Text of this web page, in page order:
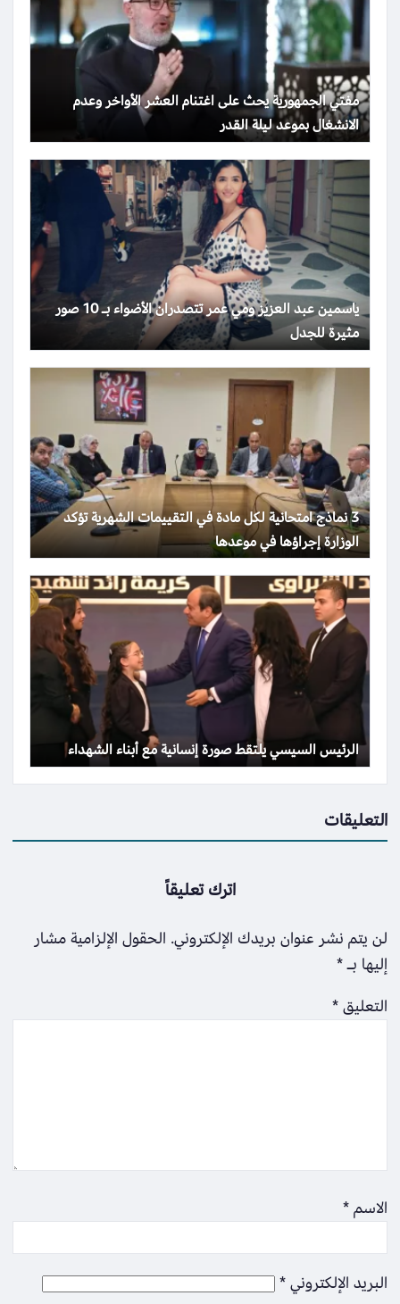
مفتي الجمهورية يحث على اغتنام العشر الأواخر وعدم
الانشغال بموعد ليلة القدر
ياسمين عبد العزيز ومي عمر تتصدران الأضواء بـ 10 صور
مثيرة للجدل
3 نماذج امتحانية لكل مادة في التقييمات الشهرية تؤكد
الوزارة إجراؤها في موعدها
الرئيس السيسي يلتقط صورة إنسانية مع أبناء الشهداء
التعليقات
اترك تعليقاً
لن يتم نشر عنوان بريدك الإلكتروني. الحقول الإلزامية مشار
إليها بـ*
التعليق*
الاسم*
البريد الإلكتروني*